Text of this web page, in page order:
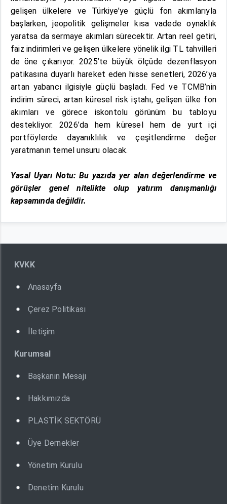
gelişen ülkelere ve Türkiye’ye güçlü fon akımlarıyla
başlarken, jeopolitik gelişmeler kısa vadede oynaklık
yaratsa da sermaye akımları sürecektir. Artan reel getiri,
faiz indirimleri ve gelişen ülkelere yönelik ilgi TL tahvilleri
de öne çıkarıyor. 2025’te büyük ölçüde dezenflasyon
patikasına duyarlı hareket eden hisse senetleri, 2026’ya
artan yabancı ilgisiyle güçlü başladı. Fed ve TCMB’nin
indirim süreci, artan küresel risk iştahı, gelişen ülke fon
akımları ve görece iskontolu görünüm bu tabloyu
destekliyor. 2026’da hem küresel hem de yurt içi
portföylerde dayanıklılık ve çeşitlendirme değer
yaratmanın temel unsuru olacak.
Yasal Uyarı Notu: Bu yazıda yer alan değerlendirme ve
görüşler genel nitelikte olup yatırım danışmanlığı
kapsamında değildir.
KVKK
Anasayfa
Çerez Politikası
İletişim
Kurumsal
Başkanın Mesajı
Hakkımızda
PLASTİK SEKTÖRÜ
Üye Dernekler
Yönetim Kurulu
Denetim Kurulu